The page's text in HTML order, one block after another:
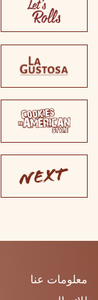
معلومات عنا